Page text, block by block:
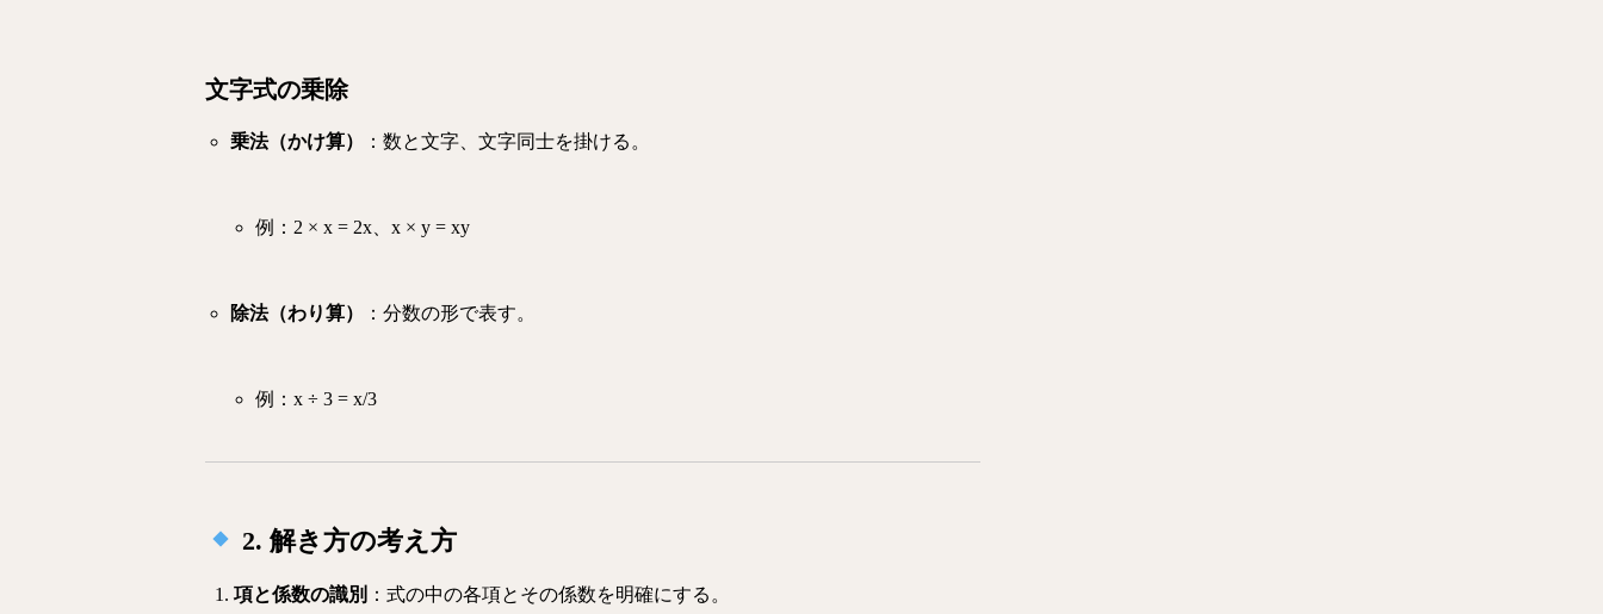
文字式の乗除
乗法（かけ算） ：数と文字、文字同士を掛ける。
例： 2 × x = 2x、x × y = xy
除法（わり算） ：分数の形で表す。
例： x ÷ 3 = x/3
2. 解き方の考え方
項と係数の識別 ：式の中の各項とその係数を明確にする。